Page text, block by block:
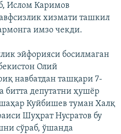
Ислом Каримов
хизмати ташкил
имзо чекди.
эйфорияси босилмаган
Олий
навбатдан ташқари 7-
битта депутатни ҳушëр
Куйбишев туман Халқ
Шуҳрат Нусратов бу
сўраб, ўшанда